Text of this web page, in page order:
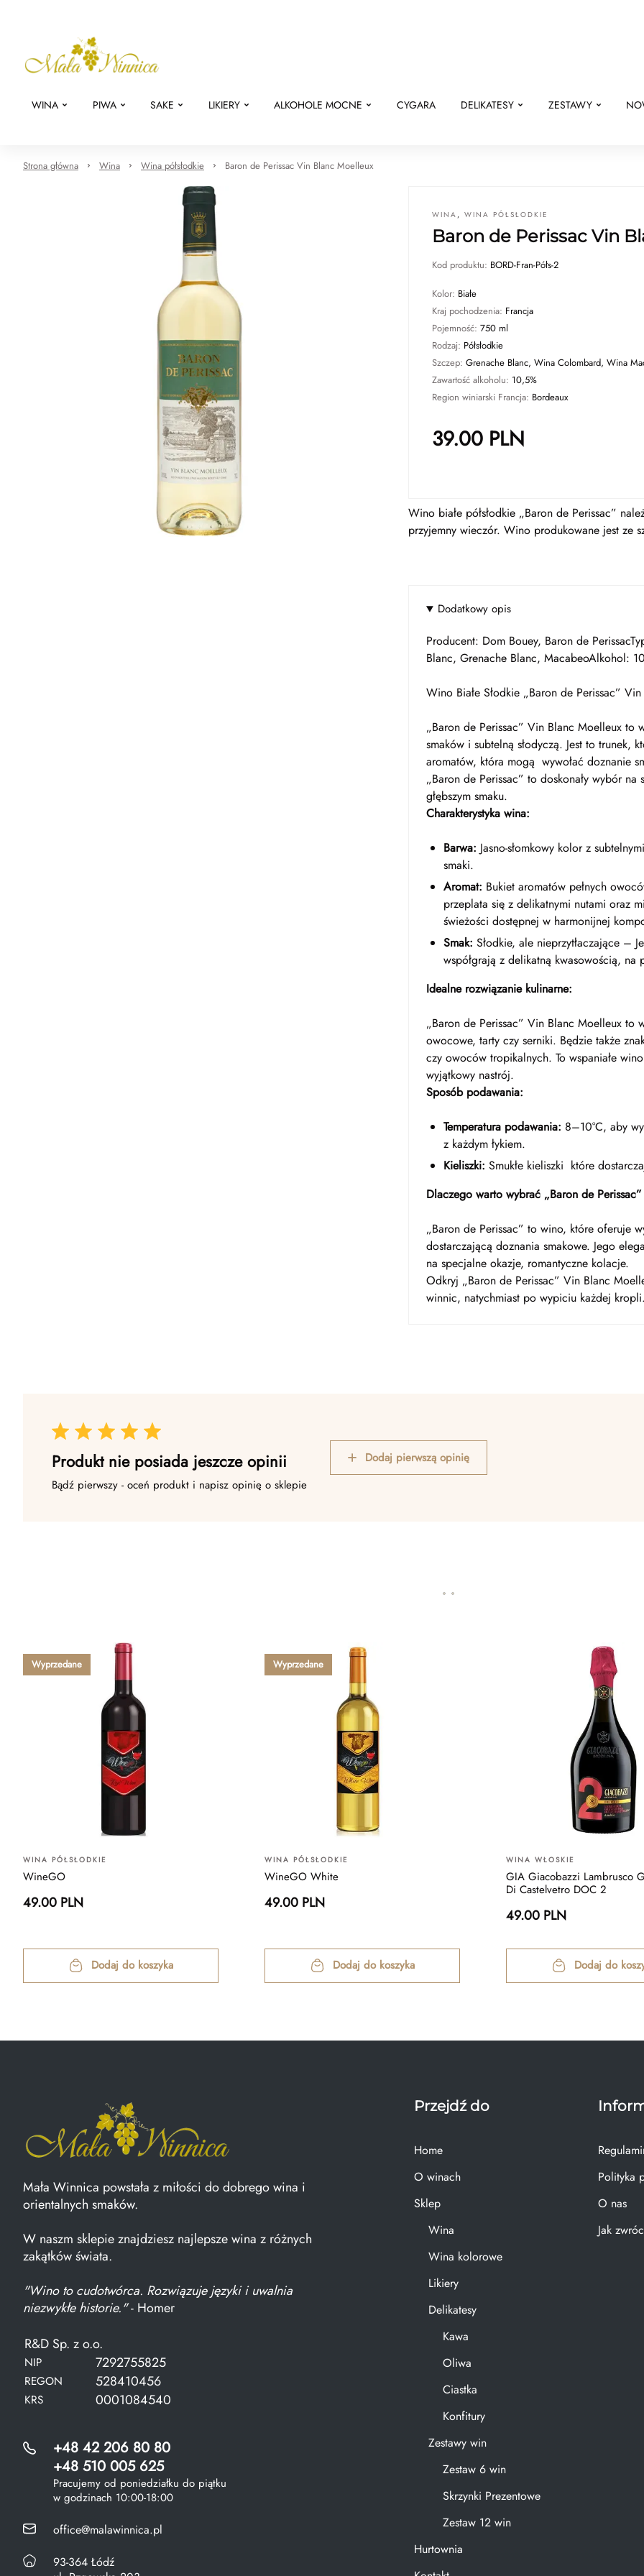
WINA PIWA SAKE LIKIERY ALKOHOLE MOCNE CYGARA DELIKATESY ZESTAWY
Strona główna Wina Wina półsłodkie Baron de Perissac Vin Blanc Moelleux
WINA , WINA PÓŁSŁODKIE
Baron de Perissac Vin
Kod produktu: BORD-Fran-Półs-2
Kolor: Białe
Kraj pochodzenia: Francja
Pojemność: 750 ml
Rodzaj: Półsłodkie
Szczep: Grenache Blanc, Wina Colombard, Wina
Zawartość alkoholu: 10,5%
Region winiarski Francja: Bordeaux
39.00 PLN
Wino białe półsłodkie „Baron de Perissac”
przyjemny wieczór. Wino produkowane jest ze
Dodatkowy opis
Producent: Dom Bouey, Baron de
Blanc, Grenache Blanc, MacabeoAlkohol:
Wino Białe Słodkie „Baron de Perissac”
„Baron de Perissac” Vin Blanc Moelleux to
smaków i subtelną słodyczą. Jest to trunek,
aromatów, która mogą wywołać doznanie
„Baron de Perissac” to doskonały wybór
głębszym smaku.
Charakterystyka wina:
Barwa: Jasno-słomkowy kolor z
smaki.
Aromat: Bukiet aromatów pełnych
przeplata się z delikatnymi nutami oraz
świeżości dostępnej w harmonijnej
Smak: Słodkie, ale nieprzytłaczające –
współgrają z delikatną kwasowością,
Idealne rozwiązanie kulinarne:
„Baron de Perissac” Vin Blanc Moelleux to
owocowe, tarty czy serniki. Będzie także
czy owoców tropikalnych. To wspaniałe
wyjątkowy nastrój.
Sposób podawania:
Temperatura podawania: 8–10°C, aby
z każdym łykiem.
Kieliszki: Smukłe kieliszki które
Dlaczego warto wybrać „Baron de
„Baron de Perissac” to wino, które oferuje
dostarczającą doznania smakowe. Jego
na specjalne okazje, romantyczne kolacje.
Odkryj „Baron de Perissac” Vin Blanc
winnic, natychmiast po wypiciu każdej
Produkt nie posiada jeszcze opinii
Bądź pierwszy - oceń produkt i napisz opinię o sklepie
Dodaj pierwszą opinię
Wyprzedane
WINA PÓŁSŁODKIE
WineGO
49.00 PLN
Dodaj do koszyka
Wyprzedane
WINA PÓŁSŁODKIE
WineGO White
49.00 PLN
Dodaj do koszyka
WINA WŁOSKIE
GIA Giacobazzi Lambrusco
Di Castelvetro DOC 2
49.00 PLN
Dodaj do
Mała Winnica powstała z miłości do dobrego wina i
orientalnych smaków.
W naszm sklepie znajdziesz najlepsze wina z różnych
zakątków świata.
"Wino to cudotwórca. Rozwiązuje języki i uwalnia
niezwykłe historie."- Homer
R&D Sp. z o.o.
NIP 7292755825
REGON 528410456
KRS 0001084540
+48 42 206 80 80
+48 510 005 625
Pracujemy od poniedziałku do piątku
w godzinach 10:00-18:00
office@malawinnica.pl
93-364 Łódź
Przejdź do
Home
O winach
Sklep
Wina
Wina kolorowe
Likiery
Delikatesy
Kawa
Oliwa
Ciastka
Konfitury
Zestawy win
Zestaw 6 win
Skrzynki Prezentowe
Zestaw 12 win
Hurtownia
Polityka
O nas
Jak